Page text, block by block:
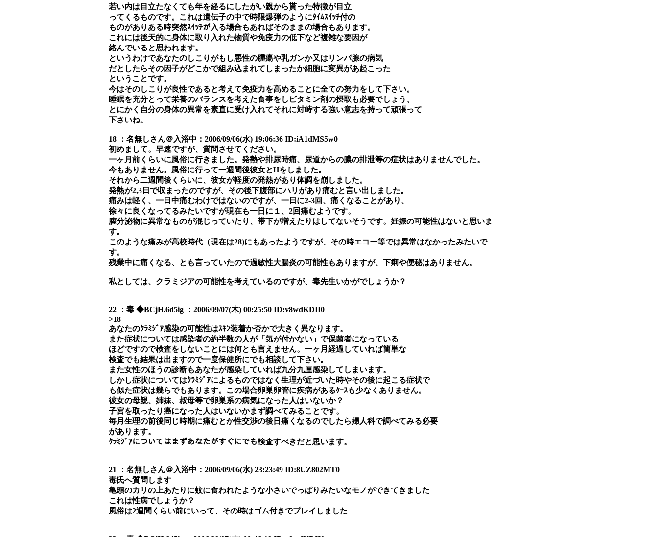
若い内は目立たなくても年を経るにしたがい親から貰った特徴が目立
ってくるものです。これは遺伝子の中で時限爆弾のようにﾀｲﾑｽｲｯﾁ付の
ものがありある時突然ｽｲｯﾁが入る場合もあればそのままの場合もあります。
これには後天的に身体に取り入れた物質や免疫力の低下など複雑な要因が
絡んでいると思われます。
というわけであなたのしこりがもし悪性の腫瘍や乳ガンか又はリンパ腺の病気
だとしたらその因子がどこかで組み込まれてしまったか細胞に変異があ起こった
ということです。
今はそのしこりが良性であると考えて免疫力を高めることに全ての努力をして下さい。
睡眠を充分とって栄養のバランスを考えた食事をしビタミン剤の摂取も必要でしょう、
とにかく自分の身体の異常を素直に受け入れてそれに対峙する強い意志を持って頑張って
下さいね。
18 ：名無しさん＠入浴中：2006/09/06(水) 19:06:36 ID:iA1dMS5w0
初めまして。早速ですが、質問させてください。
一ヶ月前くらいに風俗に行きました。発熱や排尿時痛、尿道からの膿の排泄等の症状はありませんでした。
今もありません。風俗に行って一週間後彼女とHをしました。
それから二週間後くらいに、彼女が軽度の発熱があり体調を崩しました。
発熱が2,3日で収まったのですが、その後下腹部にハリがあり痛むと言い出しました。
痛みは軽く、一日中痛むわけではないのですが、一日に2-3回、痛くなることがあり、
徐々に良くなってるみたいですが現在も一日に１、2回痛むようです。
膣分泌物に異常なものが混じっていたり、帯下が増えたりはしてないそうです。妊娠の可能性はないと思いま
す。
このような痛みが高校時代（現在は28)にもあったようですが、その時エコー等では異常はなかったみたいで
す。
残業中に痛くなる、とも言っていたので過敏性大腸炎の可能性もありますが、下痢や便秘はありません。
私としては、クラミジアの可能性を考えているのですが、毒先生いかがでしょうか？
22 ：毒 ◆BCjH.6d5ig ：2006/09/07(木) 00:25:50 ID:v8wdKDII0
>18
あなたのｸﾗﾐｼﾞｱ感染の可能性はｽｷﾝ装着か否かで大きく異なります。
また症状については感染者の約半数の人が「気が付かない」で保菌者になっている
ほどですので検査をしないことには何とも言えません。一ヶ月経過していれば簡単な
検査でも結果は出ますので一度保健所にでも相談して下さい。
また女性のほうの診断もあなたが感染していれば九分九厘感染してしまいます。
しかし症状についてはｸﾗﾐｼﾞｱによるものではなく生理が近づいた時やその後に起こる症状で
も似た症状は幾らでもあります。この場合卵巣卵管に疾病があるｹｰｽも少なくありません。
彼女の母親、姉妹、叔母等で卵巣系の病気になった人はいないか？
子宮を取ったり癌になった人はいないかまず調べてみることです。
毎月生理の前後同じ時期に痛むとか性交渉の後日痛くなるのでしたら婦人科で調べてみる必要
があります。
ｸﾗﾐｼﾞｱについてはまずあなたがすぐにでも検査すべきだと思います。
21 ：名無しさん＠入浴中：2006/09/06(水) 23:23:49 ID:8UZ802MT0
毒氏へ質問します
亀頭のカリの上あたりに蚊に食われたような小さいでっぱりみたいなモノができてきました
これは性病でしょうか？
風俗は2週間くらい前にいって、その時はゴム付きでプレイしました